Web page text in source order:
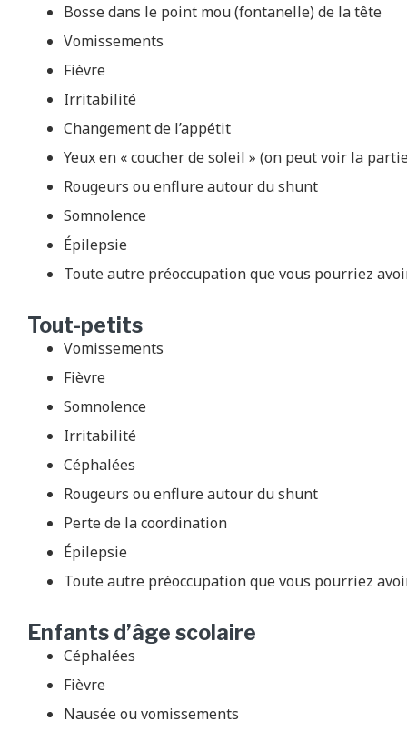
Bosse dans le point mou (fontanelle) de la tête
Vomissements
Fièvre
Irritabilité
Changement de l’appétit
Yeux en « coucher de soleil » (on peut voir la
Rougeurs ou enflure autour du shunt
Somnolence
Épilepsie
Toute autre préoccupation que vous pourriez
Tout-petits
Vomissements
Fièvre
Somnolence
Irritabilité
Céphalées
Rougeurs ou enflure autour du shunt
Perte de la coordination
Épilepsie
Toute autre préoccupation que vous pourriez
Enfants d’âge scolaire
Céphalées
Fièvre
Nausée ou vomissements